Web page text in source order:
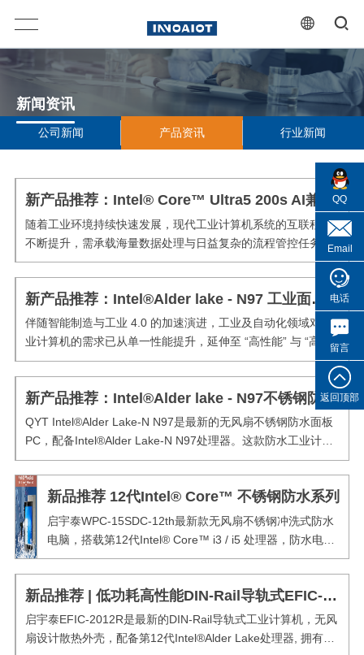
新闻资讯
公司新闻 产品资讯 行业新闻
新产品推荐：Intel® Core™ Ultra5 200s AI兼容工业平板电脑系列
随着工业环境持续快速发展，现代工业计算机系统的互联程度
不断提升，需承载海量数据处理与日益复杂的流程管控任务。
传统工业计算机受限于性能瓶颈，易产生运算延迟，不仅影响
生产效率，更可能引发安全隐患。为破解行业痛点、赋能高质
量发展，公司始终以技术创新为核心驱动力，持续迭代升级核
心产品，为...
新产品推荐：Intel®Alder lake - N97 工业面板PC系列
伴随智能制造与工业 4.0 的加速演进，工业及自动化领域对工
业计算机的需求已从单一性能提升，延伸至 “高性能” 与 “高性
价比” 的双重考验。为切实赋能行业高质量发展，公司持续深耕
技术创新，迭代升级核心产品，以更解决方案响应产业变革需
求
新产品推荐：Intel®Alder lake - N97不锈钢防水面板PC系列
QYT Intel®Alder Lake-N N97是最新的无风扇不锈钢防水面板
PC，配备Intel®Alder Lake-N N97处理器。这款防水工业计算
机延续了其前身的紧凑设计。QYT工业面板pc支持Windows、
Linux、Ubuntu等多种操作系统。产品尺寸范围从15...
新品推荐 12代Intel® Core™ 不锈钢防水系列
启宇泰WPC-15SDC-12th最新款无风扇不锈钢冲洗式防水
电脑，搭载第12代Intel® Core™ i3 / i5 处理器，防水电脑
延续了其前代产品的紧凑设计，启宇泰的工业计算机支持
windows、Linux、ubuntu等多个系统。
新品推荐 | 低功耗高性能DIN-Rail导轨式EFIC-2012R系列工控机
启宇泰EFIC-2012R是最新的DIN-Rail导轨式工业计算机，无风
扇设计散热外壳，配备第12代Intel®Alder Lake处理器, 拥有高
QQ
Email
电话
留言
返回顶部